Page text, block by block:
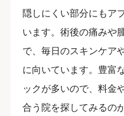
隠しにくい部分にもア
います。術後の痛みや
で、毎日のスキンケア
に向いています。豊富
ックが多いので、料金
合う院を探してみるの